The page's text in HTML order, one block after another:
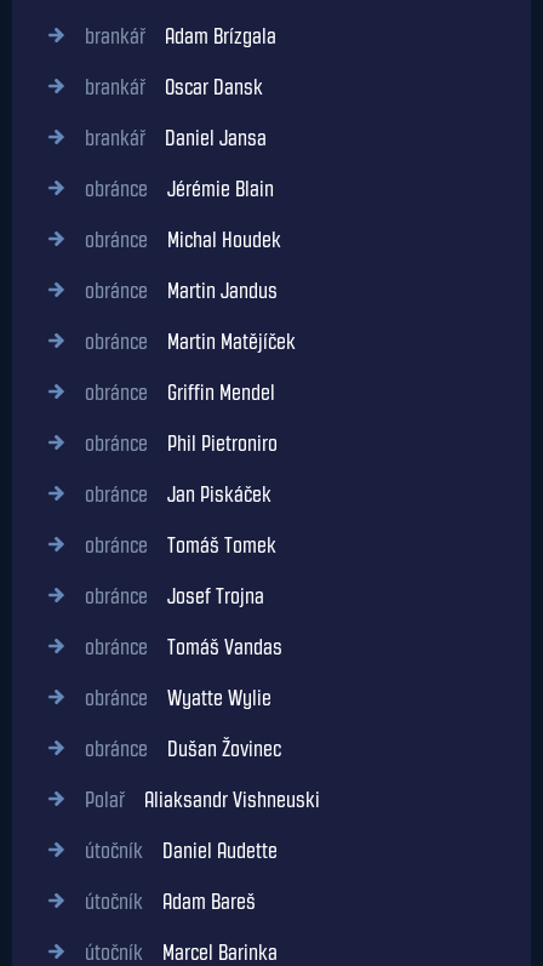
brankář Adam Brízgala
brankář Oscar Dansk
brankář Daniel Jansa
obránce Jérémie Blain
obránce Michal Houdek
obránce Martin Jandus
obránce Martin Matějíček
obránce Griffin Mendel
obránce Phil Pietroniro
obránce Jan Piskáček
obránce Tomáš Tomek
obránce Josef Trojna
obránce Tomáš Vandas
obránce Wyatte Wylie
obránce Dušan Žovinec
Polař Aliaksandr Vishneuski
útočník Daniel Audette
útočník Adam Bareš
útočník Marcel Barinka